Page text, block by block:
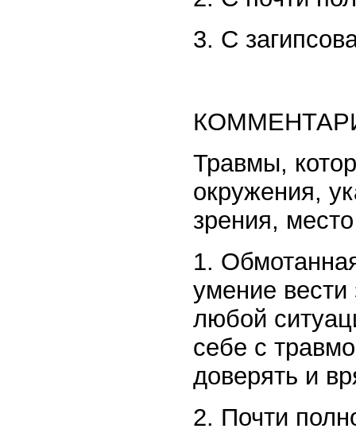
3. С
Травмы,
окружения,
зрения,
1.
умение
любой
себе с
доверять и
2. Почти